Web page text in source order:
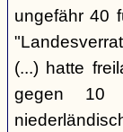
ungefähr 40
(...) hatte
gegen 10